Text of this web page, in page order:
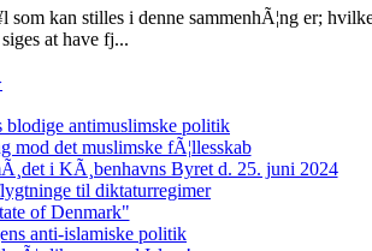
kan stilles i denne sammenhÃ¦ng er;
at have fj...
blodige antimuslimske politik
mod det muslimske fÃ¦llesskab
i KÃ¸benhavns Byret d. 25. juni 2024
til diktaturregimer
of Denmark"
anti-islamiske politik